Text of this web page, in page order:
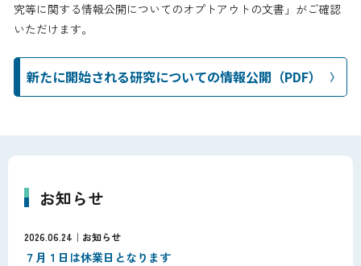
究等に関する情報公開についてのオプトアウトの文書」がご確認
いただけます。
新たに開始される研究についての情報公開（PDF）
お知らせ
2026.06.24 お知らせ
７月１日は休業日となります